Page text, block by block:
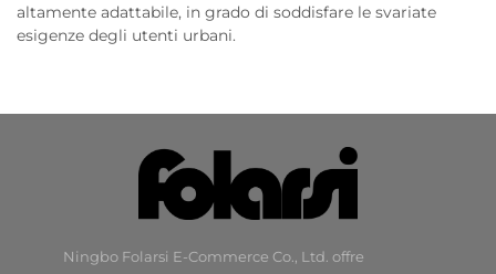
altamente adattabile, in grado di soddisfare le svariate
esigenze degli utenti urbani.
Ningbo Folarsi E-Commerce Co., Ltd. offre